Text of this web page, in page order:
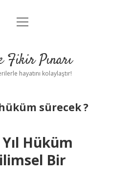
Anasayfa
Yasal Uyarı
menüyü
Fikir Pınarı
hayatını kolaylaştır!
sürecek ?
Hüküm
Bir